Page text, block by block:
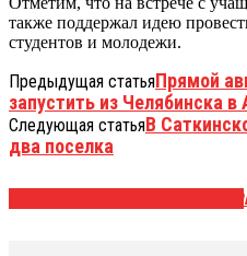
также поддержал идею
студентов и молодежи.
Предыдущая статьяПрямой
запустить из Челябинска в
Следующая статьяВ
два поселка